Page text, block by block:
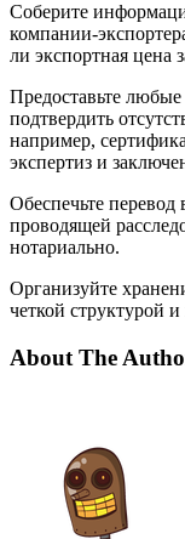
Соберите
компании-
ли экспортная цена
Предоставьте
подтвердить
например,
экспертиз и
Обеспечьте перевод
проводящей
нотариально.
Организуйте
четкой структурой
About The